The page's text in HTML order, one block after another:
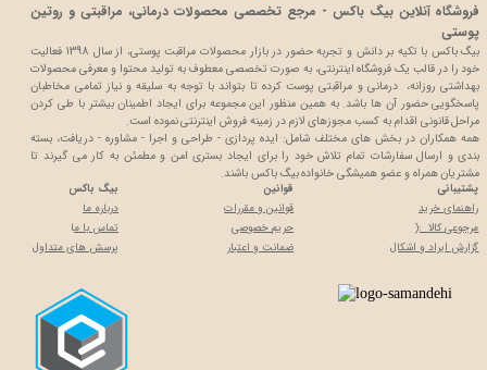
پشتیبانی
راهنمای خرید
مرجوعی کالا :(
گزارش ایراد و اشکال
قوانین
قوانین و مقررات
حریم خصوصی
ضمانت و اعتبار
بیگ باکس
درباره ما
تماس با ما
پرسش های متداول
فروشگاه آنلاین بیگ باکس - مرجع تخصصی محصولات درمانی، مراقبتی و روتین
پوستی
بیگ باکس با تکیه بر دانش و تجربه حضور در بازار محصولات مراقبت پوستی، از سال 1398 فعالیت
خود را در قالب یک فروشگاه اینترنتی، به صورت تخصصی معطوف به تولید محتوا و معرفی محصولات
بهداشتی روزانه، درمانی و مراقبتی پوست کرده تا بتواند با توجه به سلیقه و نیاز تمامی مخاطبان
پاسخگویی حضور آن ها باشد. به همین منظور این مجموعه برای ایجاد اطمینان بیشتر با طی کردن
مراحل قانونی اقدام به کسب مجوزهای لازم در زمینه فروش اینترنتی نموده است.
همه همکاران در بخش های مختلف شامل: ایده پردازی - طراحی و اجرا - مشاوره - دریافت، بسته
بندی و ارسال سفارشات تمام تلاش خود را برای ایجاد بستری امن و مطمئن به کار می گیرند تا
مشتریان همراه و عضو همیشگی خانواده بیگ باکس باشند.